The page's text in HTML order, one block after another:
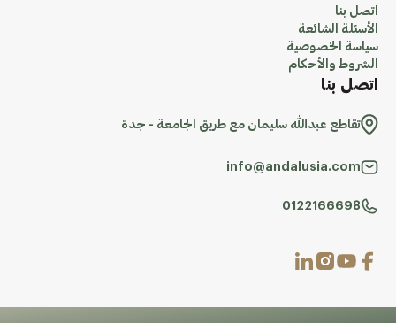
اتصل بنا
الأسئلة الشائعة
سياسة الخصوصية
الشروط والأحكام
اتصل بنا
تقاطع عبدالله سليمان مع طريق الجامعة - جدة
info@andalusia.com
0122166698